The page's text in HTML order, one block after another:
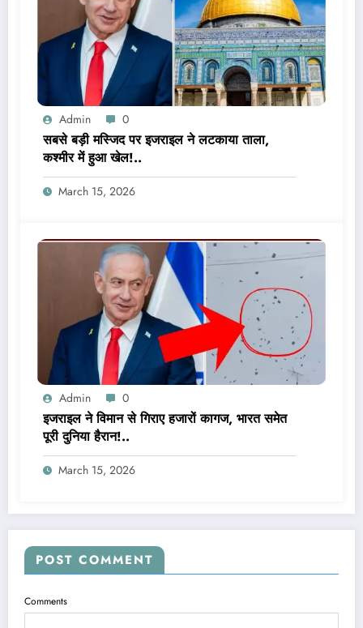
Admin 0
सबसे बड़ी मस्जिद पर इजराइल ने लटकाया ताला,
कश्मीर में हुआ खेल!..
March 15, 2026
Admin 0
इजराइल ने विमान से गिराए हजारों कागज, भारत समेत
पूरी दुनिया हैरान!..
March 15, 2026
POST COMMENT
Comments